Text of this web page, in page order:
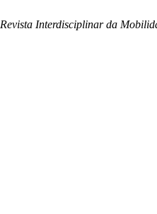
Revista Interdisciplinar da